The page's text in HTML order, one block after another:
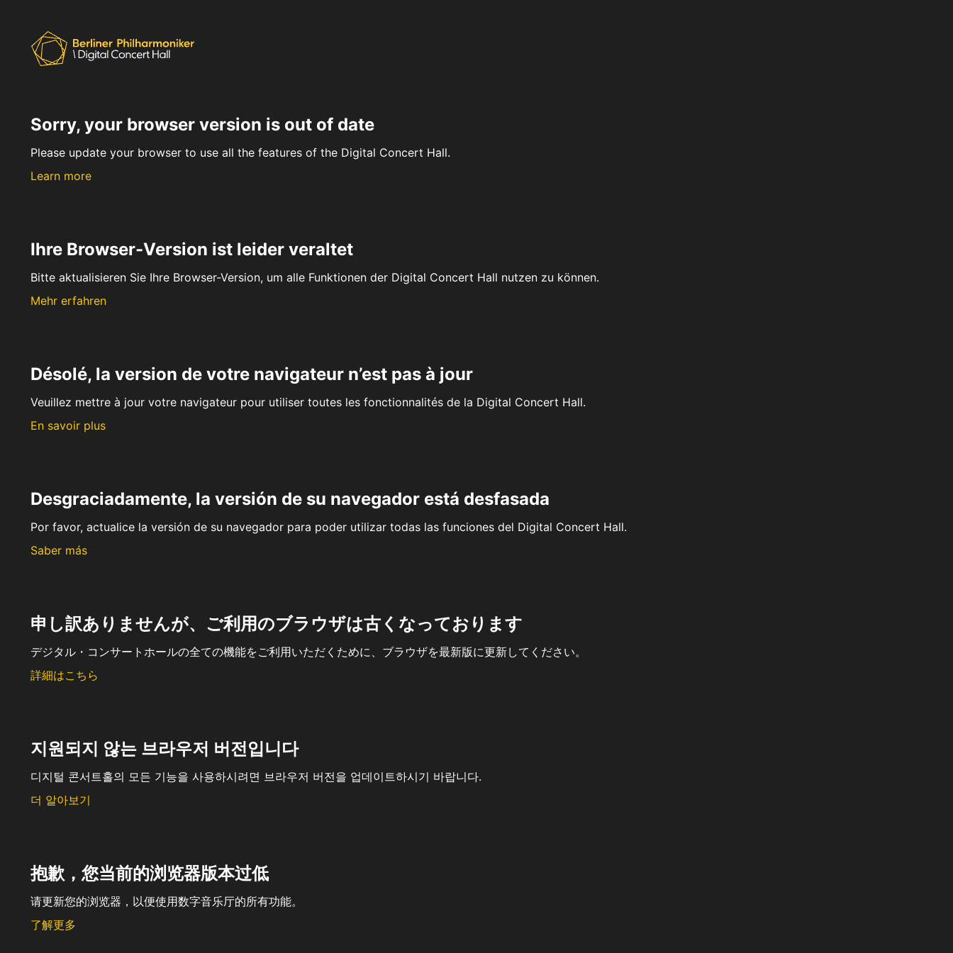
Sorry, your browser version is out of date
Please update your browser to use all the features of the Digital Concert Hall.
Learn more
Ihre Browser-Version ist leider veraltet
Bitte aktualisieren Sie Ihre Browser-Version, um alle Funktionen der Digital Concert Hall nutzen zu können.
Mehr erfahren
Désolé, la version de votre navigateur n’est pas à jour
Veuillez mettre à jour votre navigateur pour utiliser toutes les fonctionnalités de la Digital Concert Hall.
En savoir plus
Desgraciadamente, la versión de su navegador está desfasada
Por favor, actualice la versión de su navegador para poder utilizar todas las funciones del Digital Concert Hall.
Saber más
申し訳ありませんが、ご利用のブラウザは古くなっております
デジタル・コンサートホールの全ての機能をご利用いただくために、ブラウザを最新版に更新してください。
詳細はこちら
지원되지 않는 브라우저 버전입니다
디지털 콘서트홀의 모든 기능을 사용하시려면 브라우저 버전을 업데이트하시기 바랍니다.
더 알아보기
抱歉，您当前的浏览器版本过低
请更新您的浏览器，以便使用数字音乐厅的所有功能。
了解更多